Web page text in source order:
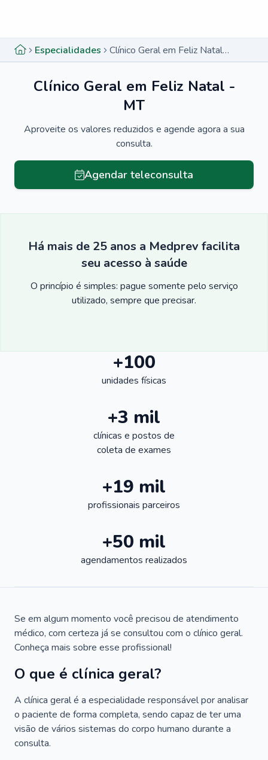
Especialidades Clínico Geral em Feliz Natal - MT
Clínico Geral em Feliz Natal -
MT
Aproveite os valores reduzidos e agende agora a sua
consulta.
Agendar teleconsulta
Há mais de 25 anos a Medprev facilita
seu acesso à saúde
O princípio é simples: pague somente pelo serviço
utilizado, sempre que precisar.
+100
unidades físicas
+3 mil
clínicas e postos de
coleta de exames
+19 mil
profissionais parceiros
+50 mil
agendamentos realizados
Se em algum momento você precisou de atendimento
médico, com certeza já se consultou com o clínico geral.
Conheça mais sobre esse profissional!
O que é clínica geral?
A clínica geral é a especialidade responsável por analisar
o paciente de forma completa, sendo capaz de ter uma
visão de vários sistemas do corpo humano durante a
consulta.